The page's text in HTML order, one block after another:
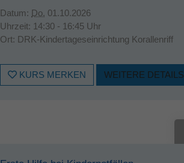
Datum: Do. 01.10.2026
Uhrzeit: 14:30 - 16:45 Uhr
Ort: DRK-Kindertageseinrichtung Korallenriff
KURS MERKEN WEITERE DETAILS